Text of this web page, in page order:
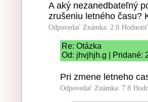
A aký nezanedbateľný
zrušeniu letného času?
Odpovedať Známka: 2.0
Re: Otázka
Od: jhvjhjh.g | Pridané:
Pri zmene letneho
Odpovedať Známka: 7.8